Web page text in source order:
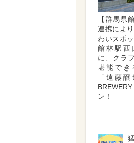
【群馬県
連携によ
わいスポ
館林駅西
に、クラ
堪能でき
「遠藤
ン！